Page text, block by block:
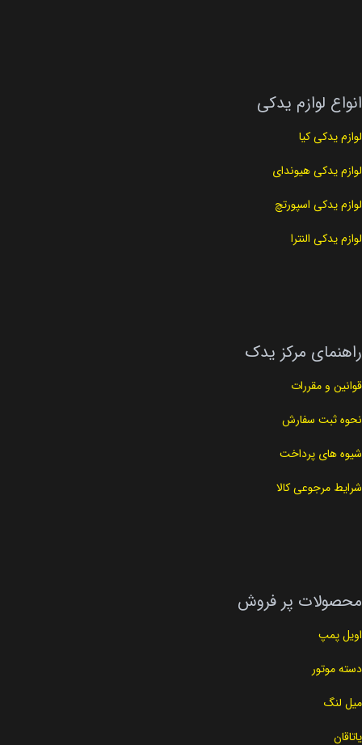
انواع لوازم یدکی
لوازم یدکی کیا
لوازم یدکی هیوندای
لوازم یدکی اسپورتچ
لوازم یدکی النترا
راهنمای مرکز یدک
قوانین و مقررات
نحوه ثبت سفارش
شیوه های پرداخت
شرایط مرجوعی کالا
محصولات پر فروش
اویل پمپ
دسته موتور
میل لنگ
یاتاقان